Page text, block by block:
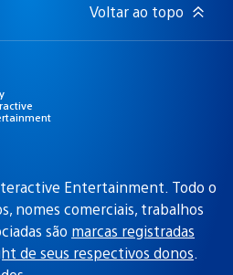
Voltar ao topo
Entertainment. Todo o
nomes comerciais, trabalhos
são marcas registradas
de seus respectivos donos.